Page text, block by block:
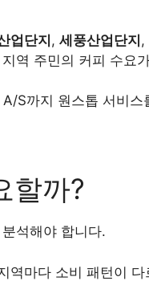
업단지, 세풍산업단지,
역 주민의 커피 수요
S까지 원스톱 서비스
할까?
석해야 합니다.
역마다 소비 패턴이